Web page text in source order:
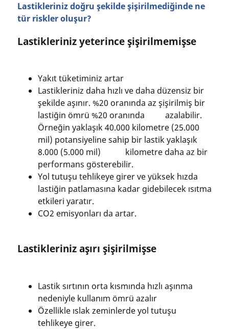
Lastikleriniz doğru şekilde şişirilmediğinde ne
tür riskler oluşur?
Lastikleriniz yeterince şişirilmemişse
Yakıt tüketiminiz artar
Lastikleriniz daha hızlı ve daha düzensiz bir
şekilde aşınır. %20 oranında az şişirilmiş bir
lastiğin ömrü %20 oranında azalabilir.
Örneğin yaklaşık 40.000 kilometre (25.000
mil) potansiyeline sahip bir lastik yaklaşık
8.000 (5.000 mil) kilometre daha az bir
performans gösterebilir.
Yol tutuşu tehlikeye girer ve yüksek hızda
lastiğin patlamasına kadar gidebilecek ısıtma
etkileri yaratır.
CO2 emisyonları da artar.
Lastikleriniz aşırı şişirilmişse
Lastik sırtının orta kısmında hızlı aşınma
nedeniyle kullanım ömrü azalır
Özellikle ıslak zeminlerde yol tutuşu
tehlikeye girer.